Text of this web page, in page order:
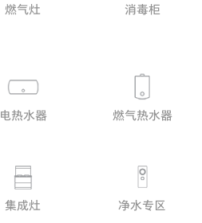
燃气灶 消毒柜
电热水器 燃气热水器
集成灶 净水专区